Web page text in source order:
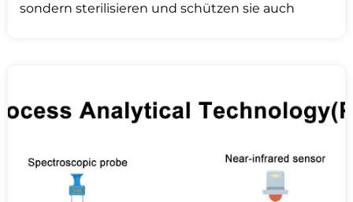
sondern sterilisieren und schützen sie auch